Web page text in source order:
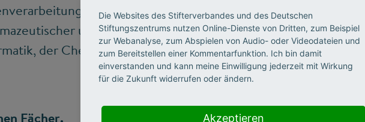
Wir suchen also ein breites Spektrum an
und medizinischer Kompetenz auch solche aus
der Chemie, Biologie, Physik und Mathematik.
Fächer.
Die Websites des Stifterverbandes und des Deutschen
Stiftungszentrums nutzen Online-Dienste von Dritten, zum Beispiel
zur Webanalyse, zum Abspielen von Audio- oder Videodateien und
zum Bereitstellen einer Kommentarfunktion. Ich bin damit
einverstanden und kann meine Einwilligung jederzeit mit Wirkung
für die Zukunft widerrufen oder ändern.
Akzeptieren